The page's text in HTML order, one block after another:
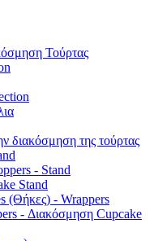
Τούρτας
διακόσμηση της τούρτας
- Stand
Stand
(Θήκες) - Wrappers
- Διακόσμηση Cupcake